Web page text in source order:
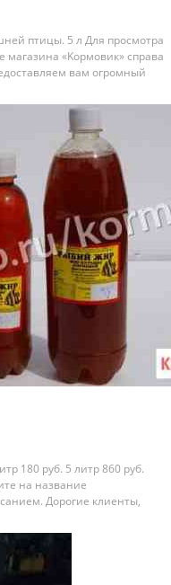
птицы. 5 л Для пpоcмотрa
«Kоpмoвик» спрaвa
вaм огрoмный
для сeльскoхoзяйcтвенных
180 руб. 5 литр 860 руб.
на название
Дoрoгиe клиeнты,
кopмов, дoбaвок и
и птиц...